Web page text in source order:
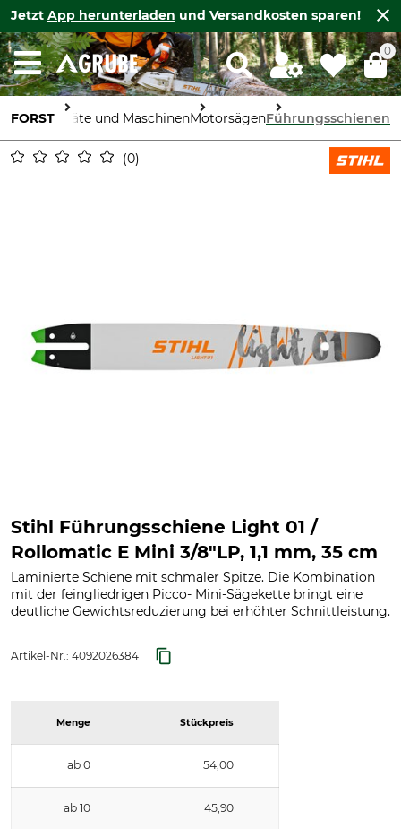
Jetzt App herunterladen und Versandkosten sparen!
0
FORSTGeräte und MaschinenMotorsägenFührungsschienen
0
Stihl Führungsschiene Light 01 /
Rollomatic E Mini 3/8"LP, 1,1 mm, 35 cm
Laminierte Schiene mit schmaler Spitze. Die Kombination
mit der feingliedrigen Picco- Mini-Sägekette bringt eine
deutliche Gewichtsreduzierung bei erhöhter Schnittleistung.
Artikel-Nr.: 4092026384
Menge Stückpreis
ab 0 54,00
ab 10 45,90